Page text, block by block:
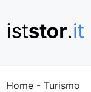
al
contenuto
Home - Turismo